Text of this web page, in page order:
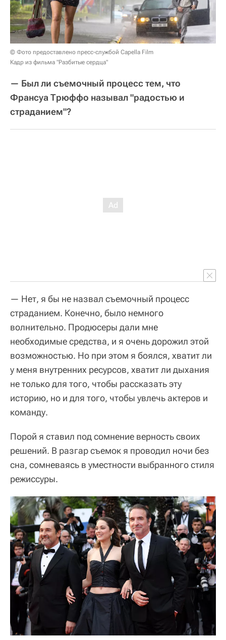
© Фото предоставлено пресс-службой Capella Film
Кадр из фильма "Разбитые сердца"
— Был ли съемочный процесс тем, что
Франсуа Трюффо называл "радостью и
страданием"?
— Нет, я бы не назвал съемочный процесс
страданием. Конечно, было немного
волнительно. Продюсеры дали мне
необходимые средства, и я очень дорожил этой
возможностью. Но при этом я боялся, хватит ли
у меня внутренних ресурсов, хватит ли дыхания
не только для того, чтобы рассказать эту
историю, но и для того, чтобы увлечь актеров и
команду.
Порой я ставил под сомнение верность своих
решений. В разгар съемок я проводил ночи без
сна, сомневаясь в уместности выбранного стиля
режиссуры.